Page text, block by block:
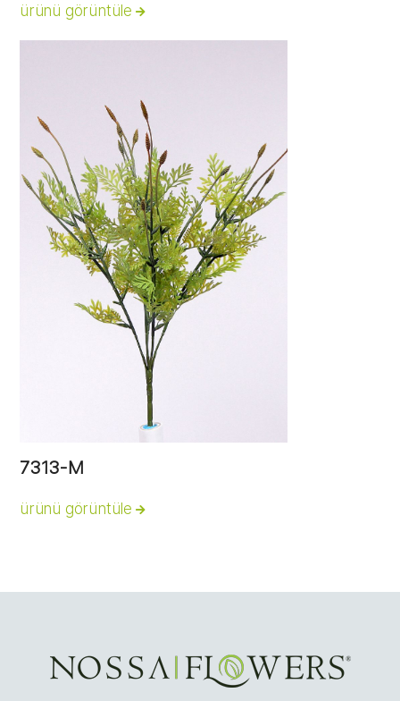
ürünü görüntüle
7313-M
ürünü görüntüle